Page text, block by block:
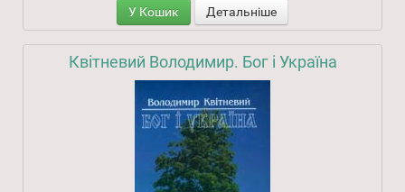
У Кошик Детальніше
Квітневий Володимир. Бог і Україна